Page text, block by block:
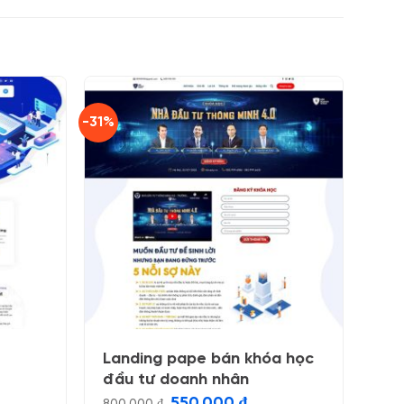
-31%
Landing pape bán khóa học
đầu tư doanh nhân
Giá
Giá